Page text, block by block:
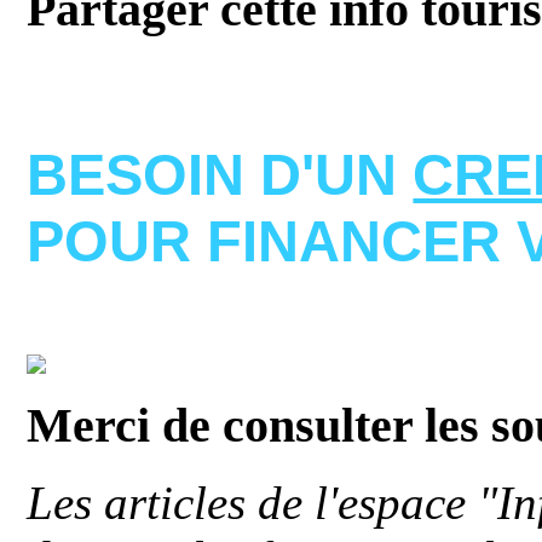
BESOIN D'UN
POUR FINANCER
Merci de consulter les
Les articles de l'espace